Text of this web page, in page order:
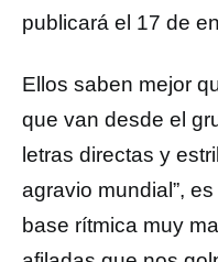
publicará el 17 de
Ellos saben mejor
que van desde el
letras directas y
agravio mundial”,
base rítmica muy